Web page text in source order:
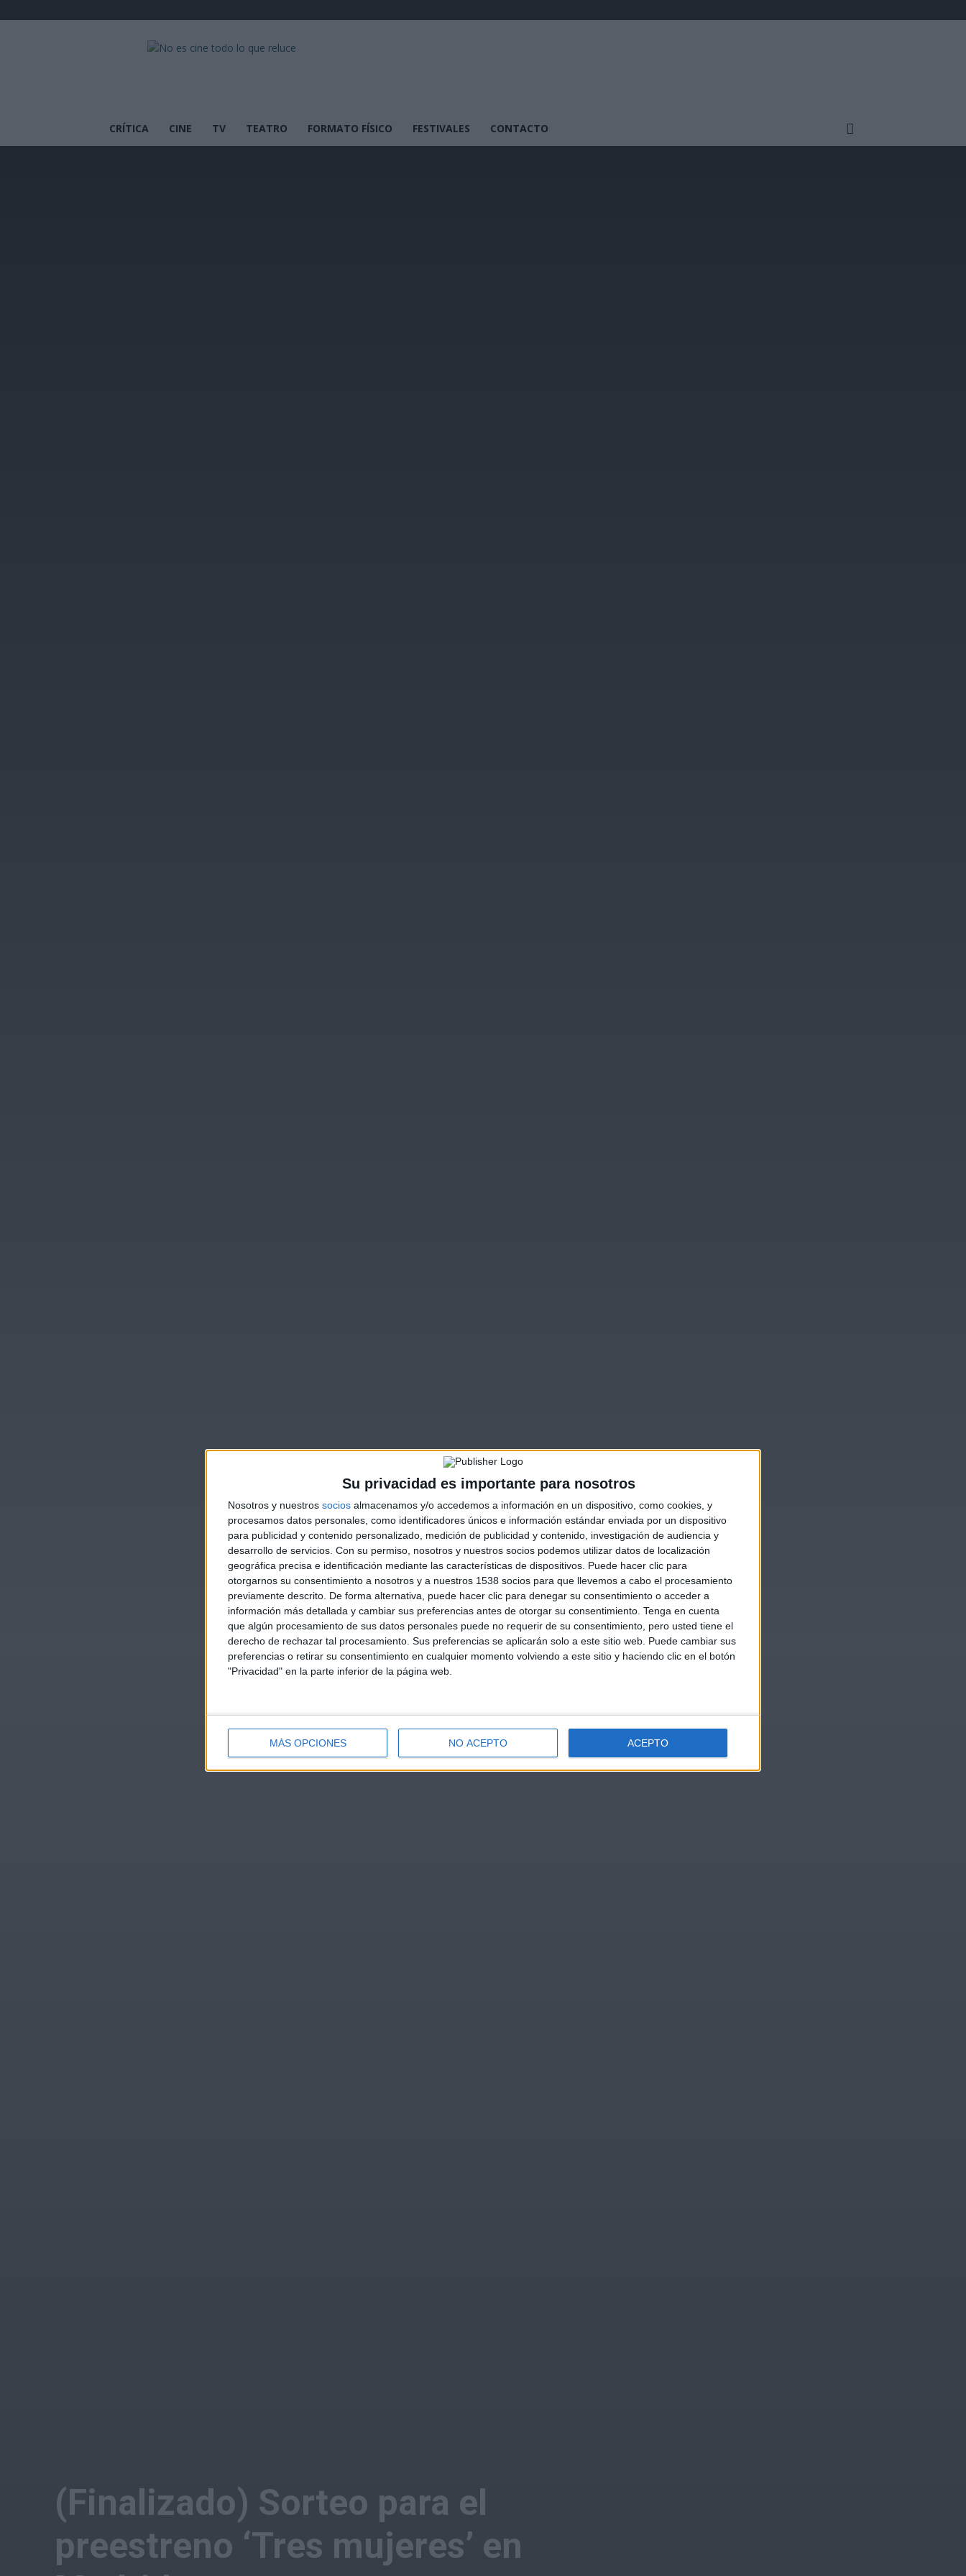
Su privacidad es importante para nosotros
Nosotros y nuestros socios almacenamos y/o accedemos a información en un dispositivo, como cookies, y
procesamos datos personales, como identificadores únicos e información estándar enviada por un dispositivo
para publicidad y contenido personalizado, medición de publicidad y contenido, investigación de audiencia y
desarrollo de servicios. Con su permiso, nosotros y nuestros socios podemos utilizar datos de localización
geográfica precisa e identificación mediante las características de dispositivos. Puede hacer clic para
otorgarnos su consentimiento a nosotros y a nuestros 1538 socios para que llevemos a cabo el procesamiento
previamente descrito. De forma alternativa, puede hacer clic para denegar su consentimiento o acceder a
información más detallada y cambiar sus preferencias antes de otorgar su consentimiento. Tenga en cuenta
que algún procesamiento de sus datos personales puede no requerir de su consentimiento, pero usted tiene el
derecho de rechazar tal procesamiento. Sus preferencias se aplicarán solo a este sitio web. Puede cambiar sus
preferencias o retirar su consentimiento en cualquier momento volviendo a este sitio y haciendo clic en el botón
"Privacidad" en la parte inferior de la página web.
MÁS OPCIONES NO ACEPTO ACEPTO
No
que
CRÍTICA CINE TV TEATRO FORMATO FÍSICO FESTIVALES CONTACTO
(Finalizado) Sorteo para el
preestreno ‘Tres mujeres’ en